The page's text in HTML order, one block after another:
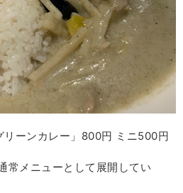
リーンカレー」800円 ミニ500円
常メニューとして展開してい